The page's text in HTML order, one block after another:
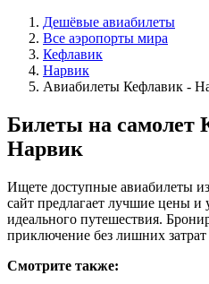
Дешёвые авиабилеты
Все аэропорты мира
Кефлавик
Нарвик
Авиабилеты Кефлавик -
Билеты на самолет
Нарвик
Ищете доступные авиабилеты
сайт предлагает лучшие цены
идеального путешествия.
приключение без лишних
Смотрите также: